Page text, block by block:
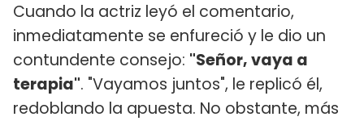
Cuando la actriz leyó el comentario,
inmediatamente se enfureció y le dio un
contundente consejo: "Señor, vaya a
terapia". "Vayamos juntos", le replicó él,
redoblando la apuesta. No obstante, más